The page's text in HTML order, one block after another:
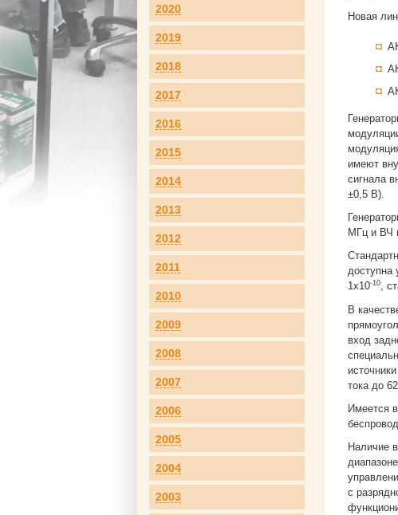
2020
2019
2018
2017
2016
2015
2014
2013
2012
2011
2010
2009
2008
2007
2006
2005
2004
2003
Новая
имеют
сигнала
±0,5 В).
МГц и ВЧ
доступна
1x10-10,
В
вход
тока до
Имеется
Наличие
с